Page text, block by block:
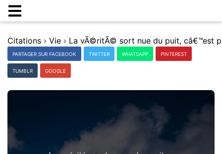
Citations › Vie ›
PARTAGER SUR FACEBOOK TWITTER WHATSAPP PINTEREST
TUMBLR GOOGLE